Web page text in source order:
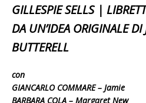
GILLESPIE SELLS |
DA UN’IDEA ORIGINALE
BUTTERELL
con
GIANCARLO COMMARE – Jamie
BARBARA COLA – Margaret New